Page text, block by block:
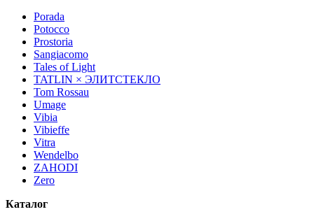
Porada
Potocco
Prostoria
Sangiacomo
Tales of Light
TATLIN × ЭЛИТСТЕКЛО
Tom Rossau
Umage
Vibia
Vibieffe
Vitra
Wendelbo
ZAHODI
Zero
Каталог